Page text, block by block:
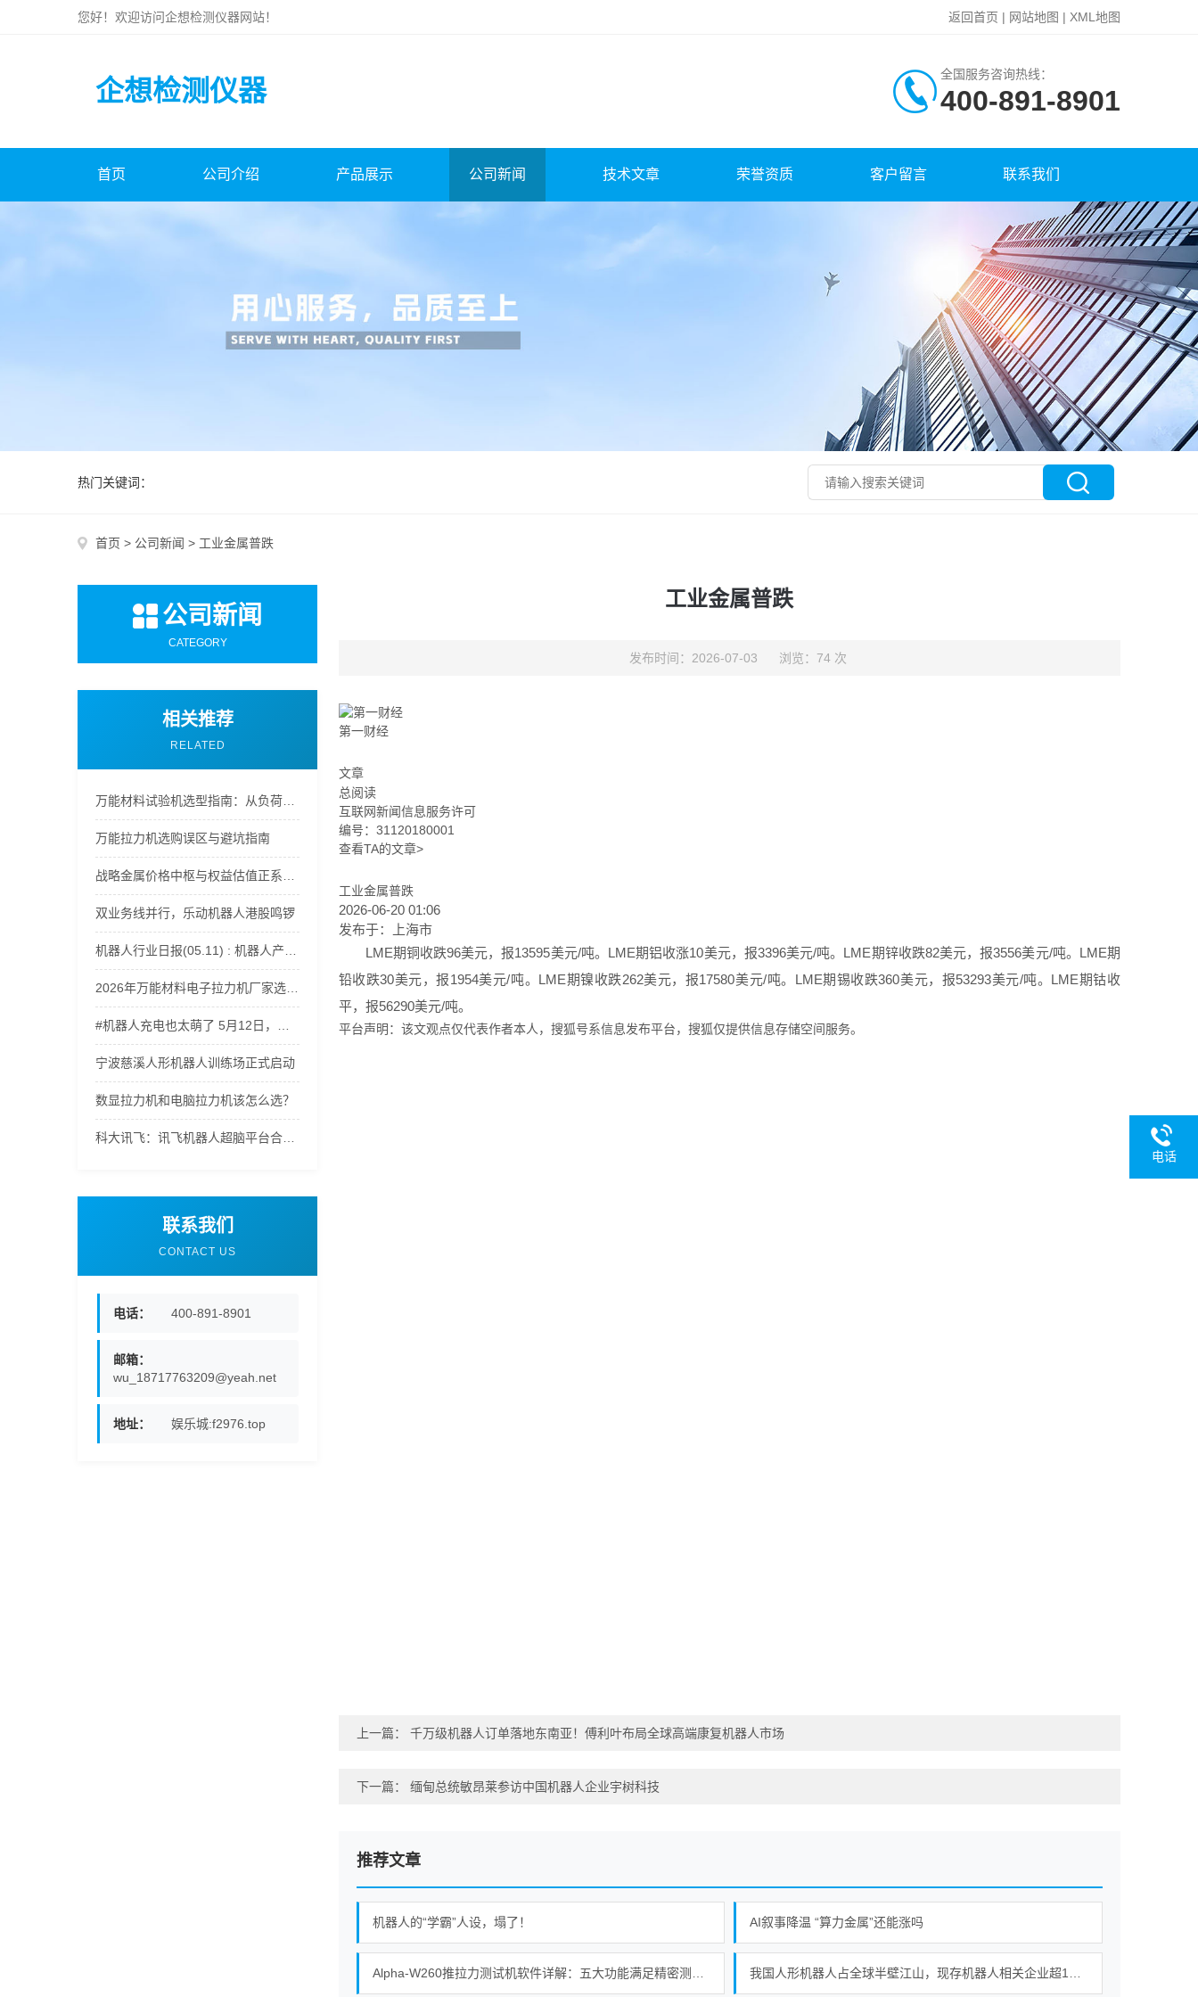
您好！欢迎访问企想检测仪器网站！ 返回首页 | 网站地图 | XML地图
企想检测仪器
全国服务咨询热线：
400-891-8901
首页 公司介绍 产品展示 公司新闻 技术文章 荣誉资质 客户留言 联系我们
热门关键词：
首页 > 公司新闻 > 工业金属普跌
公司新闻
CATEGORY
相关推荐
RELATED
万能拉力机选购误区与避坑指南
双业务线并行，乐动机器人港股鸣锣
宁波慈溪人形机器人训练场正式启动
数显拉力机和电脑拉力机该怎么选？
联系我们
CONTACT US
电话： 400-891-8901
邮箱：
wu_18717763209@yeah.net
地址： 娱乐城:f2976.top
工业金属普跌
发布时间：2026-07-03 浏览：74 次
第一财经
文章
总阅读
互联网新闻信息服务许可
编号：31120180001
查看TA的文章>
工业金属普跌
2026-06-20 01:06
发布于：
上海市
LME期铜收跌96美元，报13595美元/吨。LME期铝收涨10美元，报3396美元/吨。LME期锌收跌82美元，报3556美元/吨。LME期
铅收跌30美元，报1954美元/吨。LME期镍收跌262美元，报17580美元/吨。LME期锡收跌360美元，报53293美元/吨。LME期钴收
平，报56290美元/吨。
平台声明：该文观点仅代表作者本人，搜狐号系信息发布平台，搜狐仅提供信息存储空间服务。
上一篇： 千万级机器人订单落地东南亚！傅利叶布局全球高端康复机器人市场
下一篇： 缅甸总统敏昂莱参访中国机器人企业宇树科技
推荐文章
机器人的“学霸”人设，塌了！ AI叙事降温 “算力金属”还能涨吗
电话